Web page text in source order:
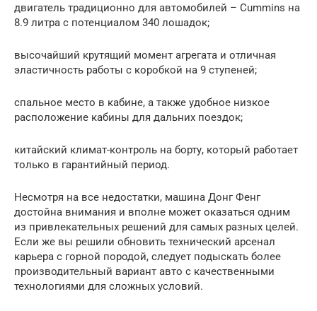
двигатель традиционно для автомобилей – Cummins на
8.9 литра с потенциалом 340 лошадок;
высочайший крутящий момент агрегата и отличная
эластичность работы с коробкой на 9 ступеней;
спальное место в кабине, а также удобное низкое
расположение кабины для дальних поездок;
китайский климат-контроль на борту, который работает
только в гарантийный период.
Несмотря на все недостатки, машина Донг Фенг
достойна внимания и вполне может оказаться одним
из привлекательных решений для самых разных целей.
Если же вы решили обновить технический арсенал
карьера с горной породой, следует подыскать более
производительный вариант авто с качественными
технологиями для сложных условий.